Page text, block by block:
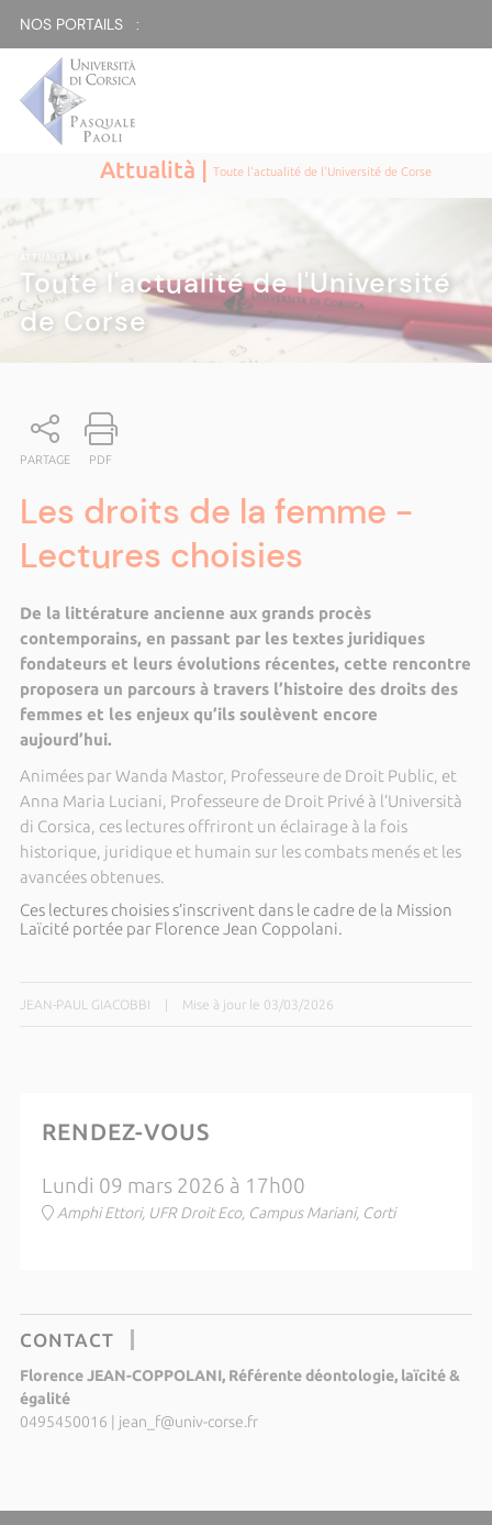
NOS PORTAILS :
Attualità |Toute l'actualité de l'Université de Corse
ATTUALITÀ|
Toute l'actualité de l'Université
de Corse
PARTAGE PDF
Les droits de la femme -
Lectures choisies
De la littérature ancienne aux grands procès
contemporains, en passant par les textes juridiques
fondateurs et leurs évolutions récentes, cette rencontre
proposera un parcours à travers l’histoire des droits des
femmes et les enjeux qu’ils soulèvent encore
aujourd’hui.
Animées par Wanda Mastor, Professeure de Droit Public, et
Anna Maria Luciani, Professeure de Droit Privé à l’Università
di Corsica, ces lectures offriront un éclairage à la fois
historique, juridique et humain sur les combats menés et les
avancées obtenues.
Ces lectures choisies s’inscrivent dans le cadre de la Mission
Laïcité portée par Florence Jean Coppolani.
JEAN-PAUL GIACOBBI Mise à jour le 03/03/2026
RENDEZ-VOUS
Lundi 09 mars 2026 à 17h00
Amphi Ettori, UFR Droit Eco, Campus Mariani, Corti
CONTACT
Florence JEAN-COPPOLANI, Référente déontologie, laïcité &
égalité
0495450016
jean_f@univ-corse.fr